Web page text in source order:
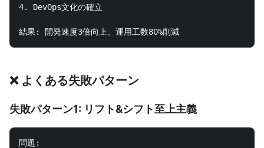
4. DevOps文化の確立
❌ よくある失敗パターン
失敗パターン1: リフト&シフト至上主義
問題: